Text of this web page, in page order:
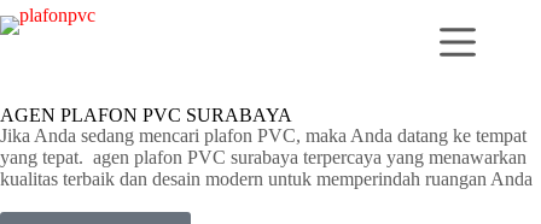
AGEN PLAFON PVC SURABAYA
Jika Anda sedang mencari plafon PVC, maka Anda datang ke tempat
yang tepat. agen plafon PVC surabaya terpercaya yang menawarkan
kualitas terbaik dan desain modern untuk memperindah ruangan Anda